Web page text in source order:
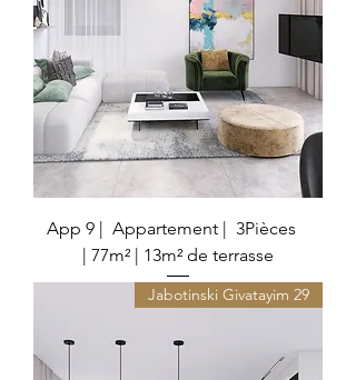
App 9 | Appartement | 3Pièces
| 77m² | 13m² de terrasse
29 Jabotinski Givatayim